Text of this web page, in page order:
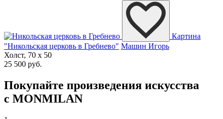
Картина
"Никольская церковь в Гребнево" Машин Игорь
Холст, 70 x 50
25 500 руб.
Покупайте произведения искусства
с MONMILAN